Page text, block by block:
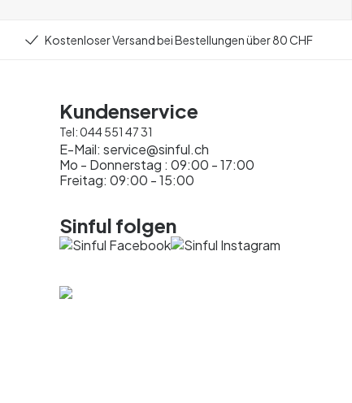
Kostenloser Versand bei Bestellungen über 80 CHF
Kundenservice
Tel:044 551 47 31
E-Mail: service@sinful.ch
Mo - Donnerstag : 09:00 - 17:00
Freitag: 09:00 - 15:00
Sinful folgen